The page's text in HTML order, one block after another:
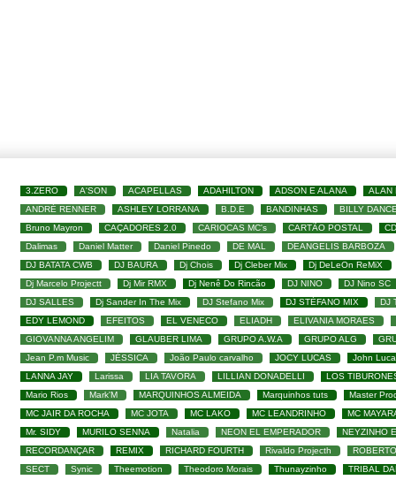
3.ZERO A'SON ACAPELLAS ADAHILTON ADSON E ALANA
ALAN
ANDRÉ RENNER
ASHLEY LORRANA B.D.E BANDINHAS
BILLY
Bruno Mayron
CAÇADORES 2.0 CARIOCAS MC's CARTÃO POSTAL
CD
Dalimas
Daniel Matter Daniel Pinedo DE MAL
DEANGELIS BARBOZA
DJ BATATA CWB
DJ BAURA Dj Chois Dj Cleber Mix
Dj DeLeOn ReMiX
Dj Marcelo Projectt
Dj Mir RMX Dj Nenê Do Rincão DJ NINO
DJ Nino SC
DJ SALLES
Dj Sander In The Mix DJ Stefano Mix DJ STÉFANO MIX
DJ
EDY LEMOND
EFEITOS EL VENECO ELIADH
ELIVANIA MORAES
GIOVANNA ANGELIM
GLAUBER LIMA GRUPO A.W.A GRUPO ALG
Jean P.m Music
JÉSSICA João Paulo carvalho JOCY LUCAS
John
LANNA JAY
Larissa LIA TAVORA LILLIAN DONADELLI
LOS
Mario Rios
Mark'M MARQUINHOS ALMEIDA Marquinhos tuts
Master
MC JAIR DA ROCHA
MC JOTA MC LAKO MC LEANDRINHO
MC
Mr. SIDY
MURILO SENNA Natalia NEON EL EMPERADOR
NEYZINHO
RECORDANÇAR
REMIX RICHARD FOURTH Rivaldo Projecth
SECT
Synic Theemotion Theodoro Morais Thunayzinho TRIBAL